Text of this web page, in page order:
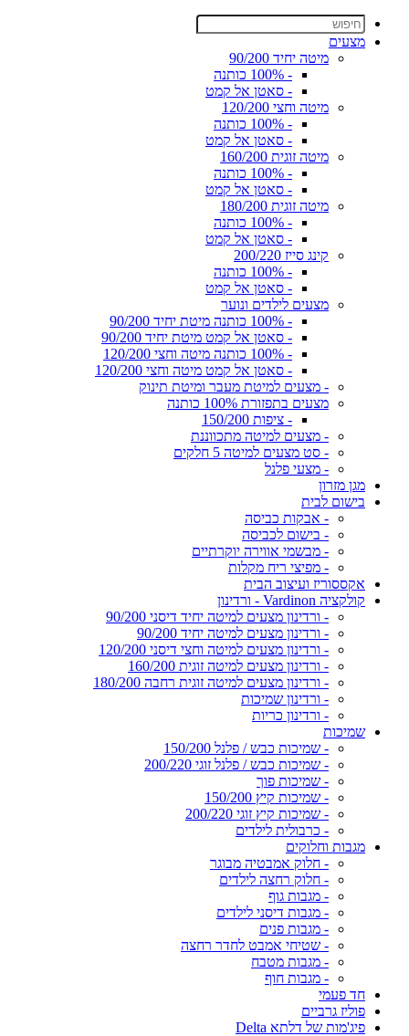
מצעים
מיטה יחיד 90/200
- 100% כותנה
- סאטן אל קמט
מיטה וחצי 120/200
- 100% כותנה
- סאטן אל קמט
מיטה זוגית 160/200
- 100% כותנה
- סאטן אל קמט
מיטה זוגית 180/200
- 100% כותנה
- סאטן אל קמט
קינג סייז 200/220
- 100% כותנה
- סאטן אל קמט
מצעים לילדים ונוער
- 100% כותנה מיטת יחיד 90/200
- סאטן אל קמט מיטת יחיד 90/200
- 100% כותנה מיטה וחצי 120/200
- סאטן אל קמט מיטה וחצי 120/200
- מצעים למיטת מעבר ומיטת תינוק
מצעים בתפזורת 100% כותנה
- ציפות 150/200
- מצעים למיטה מתכווננת
- סט מצעים למיטה 5 חלקים
- מצעי פלנל
מגן מזרון
בישום לבית
- אבקות כביסה
- בישום לכביסה
- מבשמי אווירה יוקרתיים
- מפיצי ריח מקלות
אקססוריז ועיצוב הבית
קולקציה Vardinon - ורדינון
- ורדינון מצעים למיטה יחיד דיסני 90/200
- ורדינון מצעים למיטה יחיד 90/200
- ורדינון מצעים למיטה וחצי דיסני 120/200
- ורדינון מצעים למיטה זוגית 160/200
- ורדינון מצעים למיטה זוגית רחבה 180/200
- ורדינון שמיכות
- ורדינון כריות
שמיכות
- שמיכות כבש / פלנל 150/200
- שמיכות כבש / פלנל זוגי 200/220
- שמיכות פוך
- שמיכות קיץ 150/200
- שמיכות קיץ זוגי 200/220
- כרבולית לילדים
מגבות וחלוקים
- חלוק אמבטיה מבוגר
- חלוק רחצה לילדים
- מגבות גוף
- מגבות דיסני לילדים
- מגבות פנים
- שטיחי אמבט לחדר רחצה
- מגבות מטבח
- מגבות חוף
חד פעמי
פוליז גרביים
פיג'מות של דלתא Delta